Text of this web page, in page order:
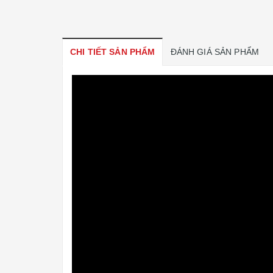
CHI TIẾT SẢN PHẨM ĐÁNH GIÁ SẢN PHẨM